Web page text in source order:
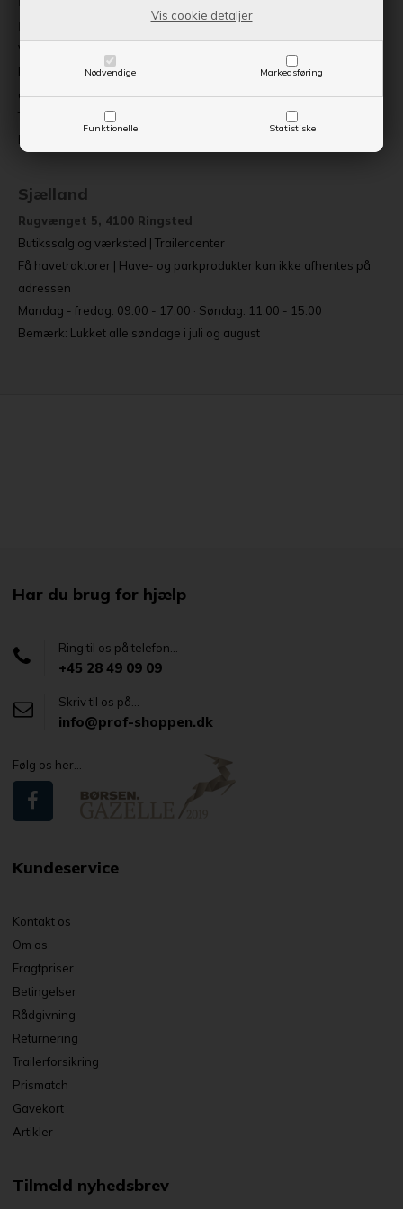
Nødvendige Markedsføring
Funktionelle Statistiske
Vis cookie detaljer
Værksted | Salg og udstilling af trailere
Reservedele, tilbehør og have- og parkprodukter kan ikke
afhentes på adressen
Torsdag 09.00-17.00 eller efter aftale
Bemærk: Lukket i uge 28 og uge 29
Sjælland
Rugvænget 5, 4100 Ringsted
Butikssalg og værksted | Trailercenter
Få havetraktorer | Have- og parkprodukter kan ikke afhentes på
adressen
Mandag - fredag: 09.00 - 17.00 · Søndag: 11.00 - 15.00
Bemærk: Lukket alle søndage i juli og august
Har du brug for hjælp
Ring til os på telefon...
+45 28 49 09 09
Skriv til os på...
info@prof-shoppen.dk
Følg os her...
Kundeservice
Kontakt os
Om os
Fragtpriser
Betingelser
Rådgivning
Returnering
Trailerforsikring
Prismatch
Gavekort
Artikler
Tilmeld nyhedsbrev